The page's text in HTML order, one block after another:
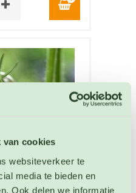
van cookies
websiteverkeer te
media te bieden en
Ook delen we informatie